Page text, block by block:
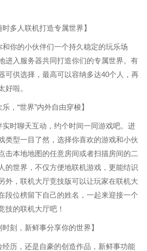
时多人联机打造专属世界】
和你的小伙伴们一个持久稳定的玩乐场
进入服务器共同打造你们的专属世界。有
可供选择，最高可以容纳多达40个人，再
好啦。
，“世界”内外自由穿梭】
时聊天互动，约个时间一同游戏吧。进
类型一目了然，选择你喜欢的游戏和小伙
击本地地图的任意房间或者扫描房间的二
的世界，不仅方便地联机游戏，更能结识
外，联机大厅竞技版可以让玩家在联机大
段位榜留下自己的姓名，一起来迎接一个
技的联机大厅吧！
时刻，新鲜事分享你的世界】
历，还是自豪的创造作品，新鲜事功能